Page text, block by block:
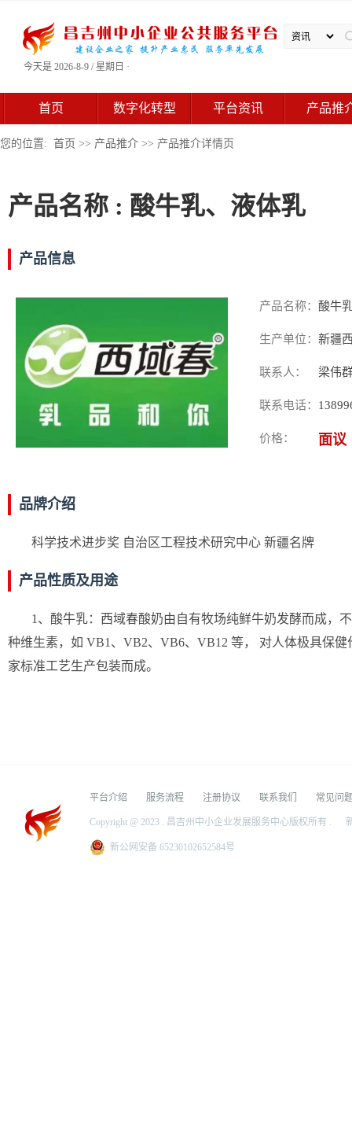
今天是 2026-8-9 / 星期日 ·
首页 数字化转型 平台资讯 产品推
您的位置: 首页 >> 产品推介 >> 产品推介详情页
产品名称 : 酸牛乳、液体乳
产品信息
产品名称： 酸牛
生产单位： 新疆
联系人： 梁伟
联系电话：
价格： 面议
品牌介绍
科学技术进步奖 自治区工程技术研究中心 新疆名牌
产品性质及用途
1、酸牛乳：西域春酸奶由自有牧场纯鲜牛奶发酵而成，
种维生素，如 VB1、VB2、VB6、VB12 等， 对人体极具保
家标准工艺生产包装而成。
平台介绍 服务流程 注册协议 联系我们 常见问
Copyright @ 2023 . 昌吉州中小企业发展服务中心版权所有 .
新公网安备 65230102652584号